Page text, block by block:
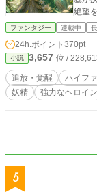
絶望
彼女
では
の王
ファンタジー 連載中
24h.ポイント 370pt
小説 3,657 位 /
追放・覚醒 ハイフ
妖精
強力なヘロイン
5